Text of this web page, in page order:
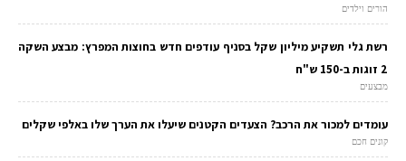
הורים וילדים
רשת גלי תשקיע מיליון שקל בסניף עודפים חדש בחוצות המפרץ: מבצע השקה
2 זוגות ב-150 ש"ח
מבצעים
עומדים למכור את הרכב? הצעדים הקטנים שיעלו את הערך שלו באלפי שקלים
קונים חכם